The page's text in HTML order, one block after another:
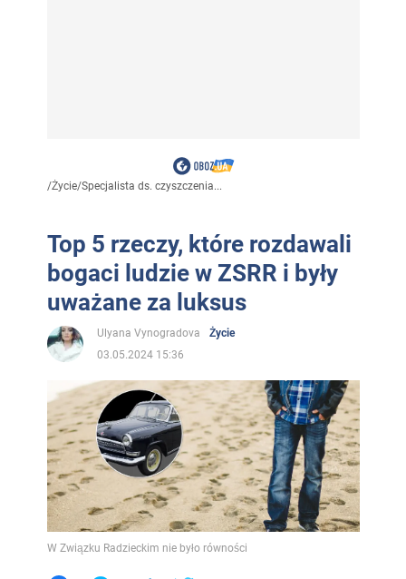
/Życie/Specjalista ds. czyszczenia...
Top 5 rzeczy, które rozdawali
bogaci ludzie w ZSRR i były
uważane za luksus
Ulyana Vynogradova
Życie
03.05.2024 15:36
W Związku Radzieckim nie było równości